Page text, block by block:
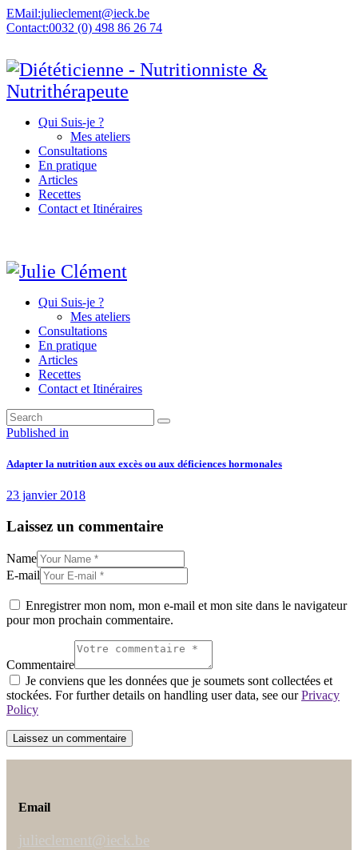
EMail:julieclement@ieck.be
Contact:0032 (0) 498 86 26 74
Qui Suis-je ?
Mes ateliers
Consultations
En pratique
Articles
Recettes
Contact et Itinéraires
Qui Suis-je ?
Mes ateliers
Consultations
En pratique
Articles
Recettes
Contact et Itinéraires
Navigation
de
Published in
Adapter la nutrition aux excès ou aux déficiences hormonales
23 janvier 2018
Laissez un commentaire
Name
E-mail
Enregistrer mon nom, mon e-mail et mon site dans le navigateur
pour mon prochain commentaire.
Commentaire
Je conviens que les données que je soumets sont collectées et
stockées. For further details on handling user data, see ourPrivacy
Policy
Email
julieclement@ieck.be